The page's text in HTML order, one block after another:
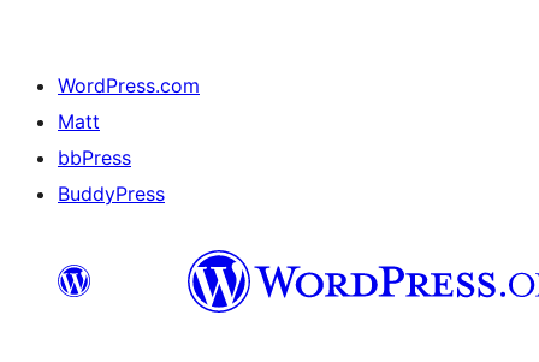
WordPress.com
Matt
bbPress
BuddyPress